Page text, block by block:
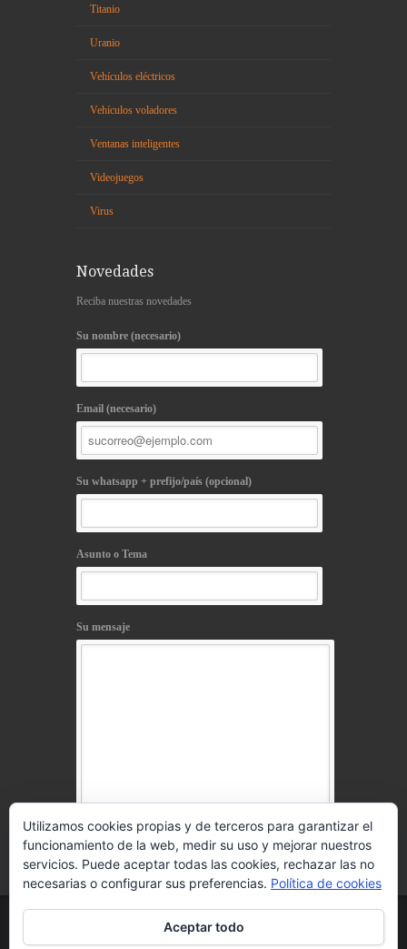
Titanio
Uranio
Vehículos eléctricos
Vehículos voladores
Ventanas inteligentes
Videojuegos
Virus
Novedades
Reciba nuestras novedades
Su nombre (necesario)
Email (necesario)
Su whatsapp + prefijo/país (opcional)
Asunto o Tema
Su mensaje
Acepto lapolítica de privacidad
© 2021 www.telosworld.com Todos los derechos
reservados
Aviso LegallPolítica de Cookies
Utilizamos cookies propias y de terceros para garantizar el
funcionamiento de la web, medir su uso y mejorar nuestros
servicios. Puede aceptar todas las cookies, rechazar las no
necesarias o configurar sus preferencias. Política de cookies
Aceptar todo